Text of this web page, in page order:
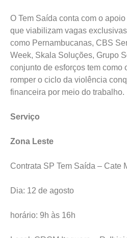
O Tem Saída conta com o
que viabilizam vagas
como Pernambucanas, CBS
Week, Skala Soluções, Grupo
conjunto de esforços tem como
romper o ciclo da violência
financeira por meio do trabalho.
Serviço
Zona Leste
Contrata SP Tem Saída – Cate
Dia: 12 de agosto
horário: 9h às 16h